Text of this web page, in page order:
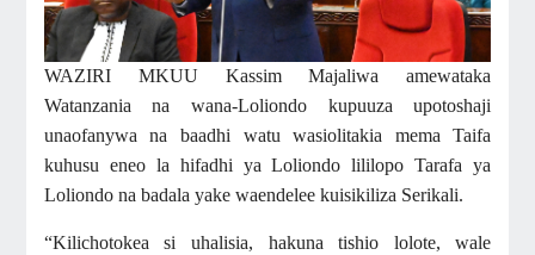
WAZIRI MKUU Kassim Majaliwa amewataka
Watanzania na wana-Loliondo kupuuza upotoshaji
unaofanywa na baadhi watu wasiolitakia mema Taifa
kuhusu eneo la hifadhi ya Loliondo lililopo Tarafa ya
Loliondo na badala yake waendelee kuisikiliza Serikali.
“Kilichotokea si uhalisia, hakuna tishio lolote, wale